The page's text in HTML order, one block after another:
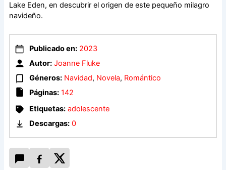
Lake Eden, en descubrir el origen de este pequeño milagro
navideño.
Publicado en: 2023
Autor: Joanne Fluke
Géneros: Navidad, Novela, Romántico
Páginas: 142
Etiquetas: adolescente
Descargas: 0